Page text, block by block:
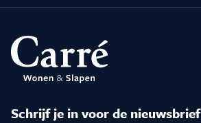
Schrijf je in voor de nieuwsbrief